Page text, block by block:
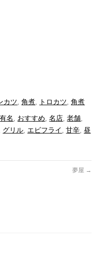
カツ,角煮, トロカツ,角煮
有名 , おすすめ,名店,老舗,
グリル, エビフライ ,甘辛,昼
夢屋 →